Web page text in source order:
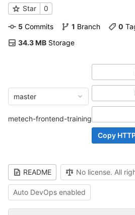
Star 0
5 Commits 1 Branch 0
34.3 MB Storage
master
metech-frontend-training
Copy
README No license. All
Auto DevOps enabled